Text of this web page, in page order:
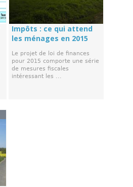
Impôts : ce qui attend
les ménages en 2015
Le projet de loi de finances
pour 2015 comporte une série
de mesures fiscales
intéressant les ...